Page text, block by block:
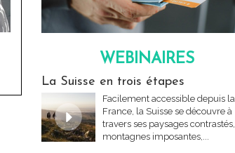
WEBINAIRES
La Suisse en trois étapes
Facilement accessible depuis la
France, la Suisse se découvre à
travers ses paysages contrastés,
montagnes imposantes,...